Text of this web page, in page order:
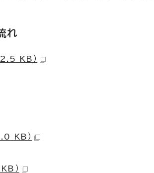
れ
KB）
KB）
）